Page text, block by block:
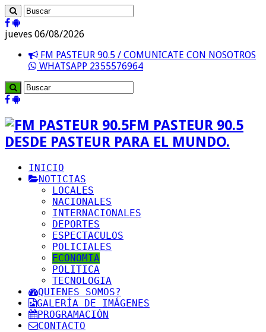
jueves 06/08/2026
FM PASTEUR 90.5 / COMUNICATE CON NOSOTROS
WHATSAPP 2355576964
FM PASTEUR 90.5
DESDE PASTEUR PARA EL MUNDO.
INICIO
NOTICIAS
LOCALES
NACIONALES
INTERNACIONALES
DEPORTES
ESPECTACULOS
POLICIALES
ECONOMIA
POLITICA
TECNOLOGIA
QUIENES SOMOS?
GALERÍA DE IMÁGENES
PROGRAMACIÓN
CONTACTO